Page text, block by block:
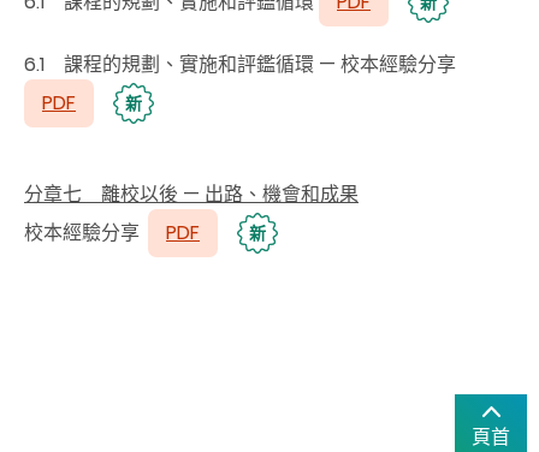
6.1 課程的規劃、實施和評鑑循環 — 校本經驗分享
PDF
新
分章七 離校以後 — 出路、機會和成果
校本經驗分享
PDF 新
頁首